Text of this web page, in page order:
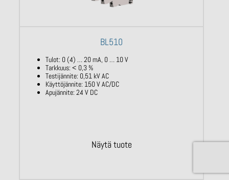
BL510
Tulot: 0 (4) … 20 mA, 0 … 10 V
Tarkkuus: < 0,3 %
Testijännite: 0,51 kV AC
Käyttöjännite: 150 V AC/DC
Apujännite: 24 V DC
Näytä tuote